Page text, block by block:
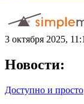
3 октября 2025,
Новости:
Доступно и просто